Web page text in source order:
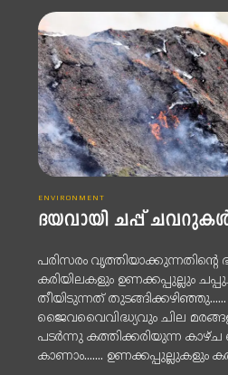
ENVIRONMENT
ദയവായി ചപ്പ്
പരിസരം വൃത്തിയാക്കുന്നതിന്റെ
കരിയിലകളും ഉണക്കപ്പുല്ലും
തീയിടുന്നത്
ജൈവവൈവിദ്ധ്യവും ചില
പടർന്നു കത്തിക്കരിയുന്ന
കാണാം.......